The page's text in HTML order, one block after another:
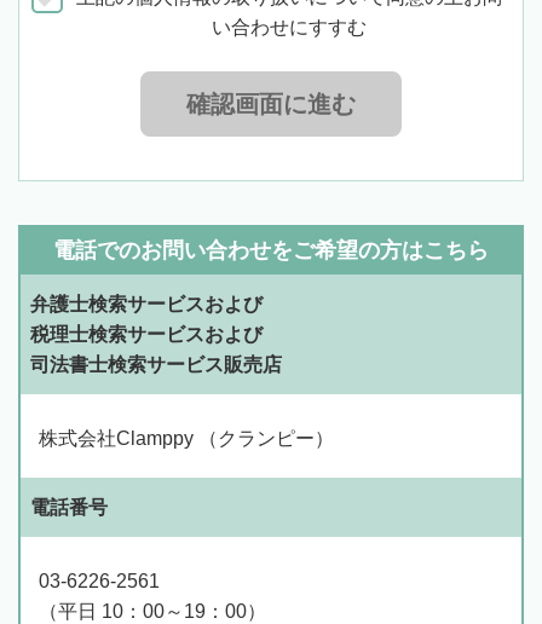
プライバシーポリシー：
https://www.asahi.com/corporate/privacy-portal/privacypolicy/
ていただきます。
い合わせにすすむ
確認画面に進む
電話でのお問い合わせをご希望の方はこちら
弁護士検索サービスおよび
税理士検索サービスおよび
司法書士検索サービス販売店
株式会社Clamppy （クランピー）
電話番号
03-6226-2561
（平日 10：00～19：00）